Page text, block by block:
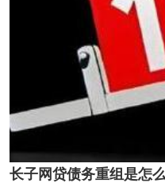
长子网贷债务重组是怎